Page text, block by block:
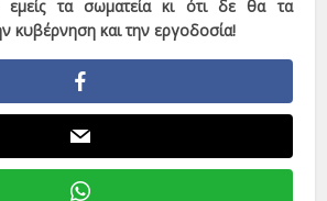
τα σωματεία κι ότι δε θα τα
κυβέρνηση και την εργοδοσία!